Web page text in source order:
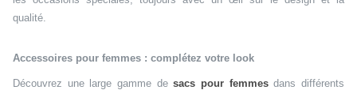
qualité.
Accessoires pour femmes : complétez votre look
Découvrez une large gamme desacs pour femmesdans différents